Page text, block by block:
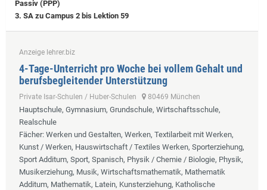
Passiv (PPP)
3. SA zu Campus 2 bis Lektion 59
Anzeige lehrer.biz
4-Tage-Unterricht pro Woche bei vollem Gehalt und
berufsbegleitender Unterstützung
Private Isar-Schulen / Huber-Schulen 80469 München
Hauptschule, Gymnasium, Grundschule, Wirtschaftsschule,
Realschule
Fächer: Werken und Gestalten, Werken, Textilarbeit mit Werken,
Kunst / Werken, Hauswirtschaft / Textiles Werken, Sporterziehung,
Sport Additum, Sport, Spanisch, Physik / Chemie / Biologie, Physik,
Musikerziehung, Musik, Wirtschaftsmathematik, Mathematik
Additum, Mathematik, Latein, Kunsterziehung, Katholische